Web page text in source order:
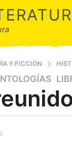
Y FICCIÓN
,